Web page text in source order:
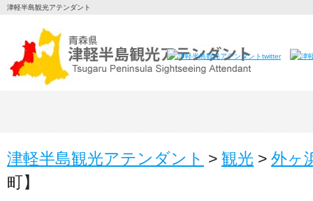
津軽半島観光アテンダント
津軽半島観光アテンダント > 観光 > 外ヶ
町】